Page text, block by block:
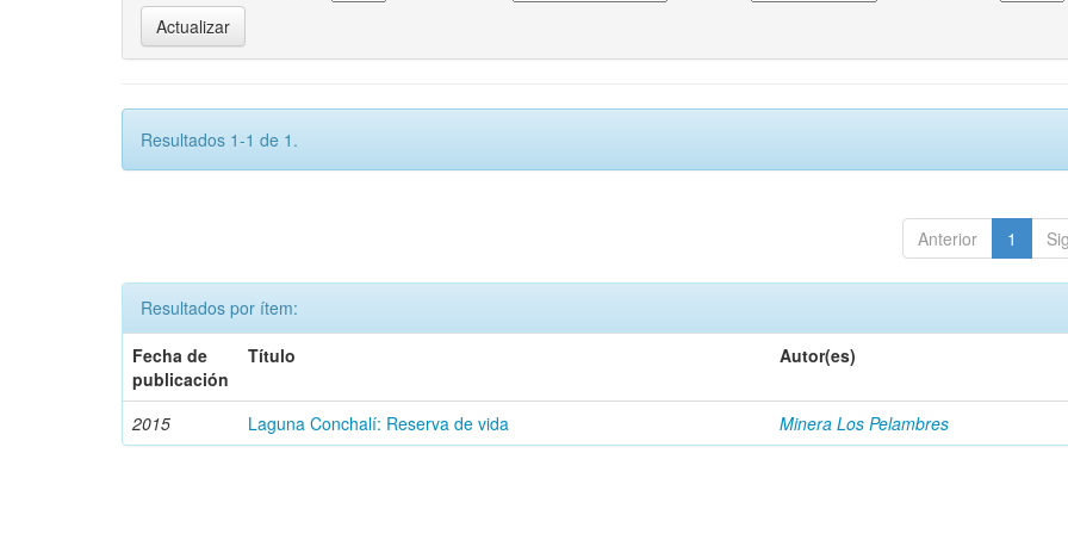
Resultados 1-1 de 1.
Anterior 1
Resultados por ítem:
Fecha de
publicación
Título Autor(es)
2015 Laguna Conchalí: Reserva de vida Minera Los Pelambres